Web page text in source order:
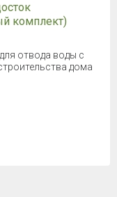
комплект)
отвода воды с
дома